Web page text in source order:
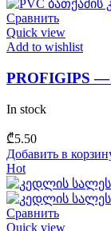
Сравнить
Quick view
Add to wishlist
PROFIGIPS
In stock
₾5.50
Добавить в
Hot
Сравнить
Quick view